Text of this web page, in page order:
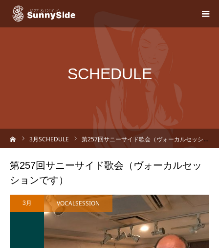
SCHEDULE
3月SCHEDULE 第257回サニーサイド歌会（ヴォーカルセッションです）
第257回サニーサイド歌会（ヴォーカルセッ
ションです）
3月 VOCALSESSION